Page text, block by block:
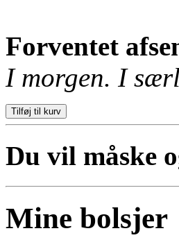
Forventet
I morgen. I
Du vil måske
Mine bolsjer